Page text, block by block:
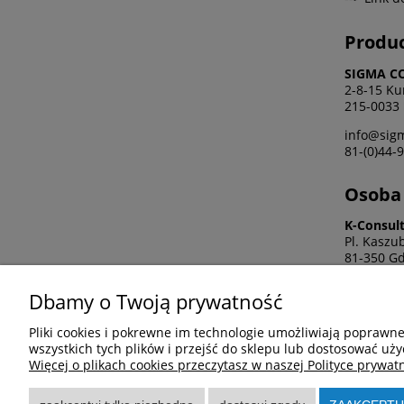
SIGMA
2-8-15
215-0033
81-(0)44-
K-
Pl.
81-350
Pomoc Moje
Dbamy o Twoją prywatność
Pliki cookies i pokrewne im technologie umożliwiają
wszystkich tych plików i przejść do sklepu lub dostosować
Więcej o plikach cookies przeczytasz w naszej Polityce